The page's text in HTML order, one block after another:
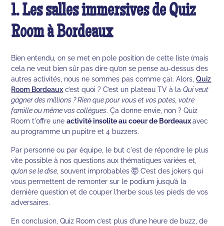
1. Les salles immersives de Quiz
Room à Bordeaux
Bien entendu, on se met en pole position de cette liste (mais
cela ne veut bien sûr pas dire qu’on se pense au-dessus des
autres activités, nous ne sommes pas comme ça). Alors,Quiz
Room Bordeaux c’est quoi ? C’est un plateau TV à laQui veut
gagner des millions ? Rien que pour vous et vos potes, votre
famille ou même vos collègues. Ça donne envie, non ? Quiz
Room t'offre uneactivité insolite au coeur de Bordeauxavec
au programme un pupitre et 4 buzzers.
Par personne ou par équipe, le but c'est de répondre le plus
vite possible à nos questions aux thématiques variées et,
qu’on se le dise , souvent improbables 🤯 C’est des jokers qui
vous permettent de remonter sur le podium jusqu’à la
dernière question et de couper l’herbe sous les pieds de vos
adversaires.
En conclusion, Quiz Room c’est plus d’une heure de buzz, de